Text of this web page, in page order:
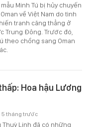
Minh Tú bị hủy chuyến
về Việt Nam do tình
tranh căng thẳng ở
Trung Đông. Trước đó,
theo chồng sang Oman
Hoa hậu Lương
Thuỳ Linh đã có những
5 tháng trước